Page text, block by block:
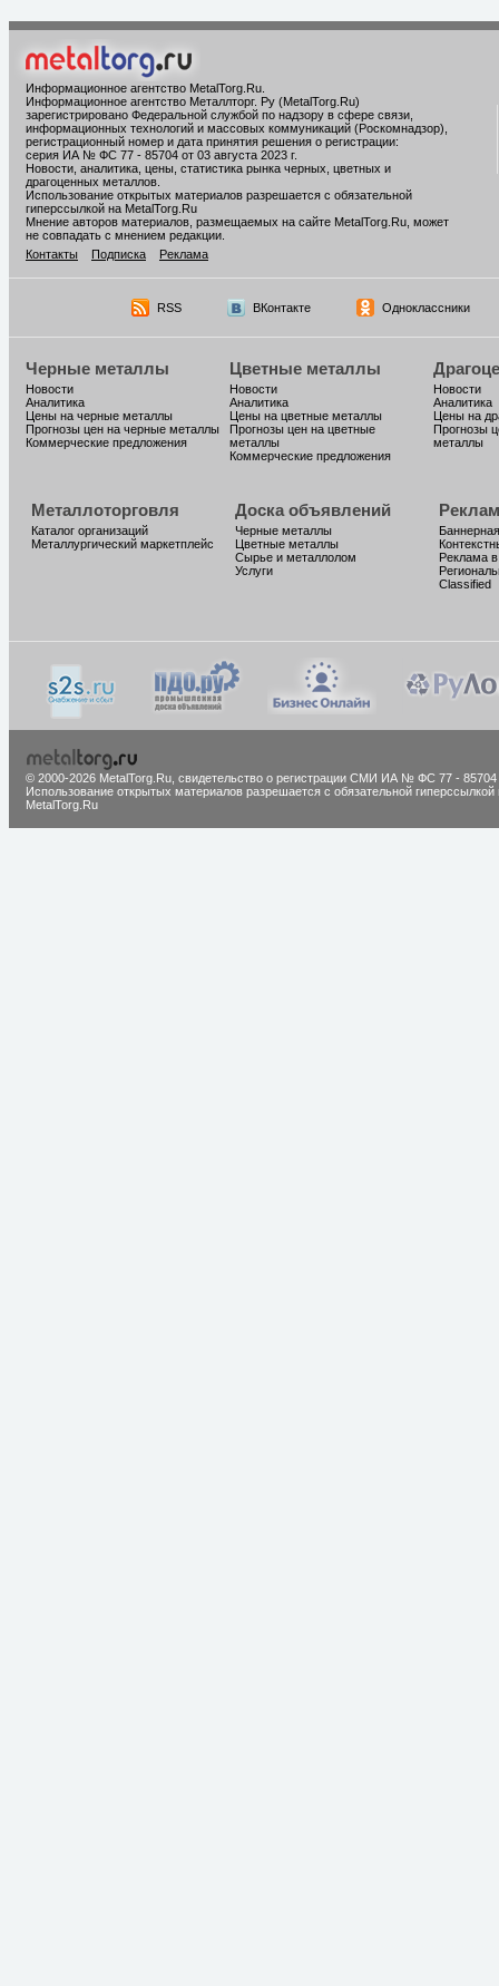
Информационное агентство MetalTorg.Ru
Информационное агентство Металлторг. Ру (MetalTorg.Ru)
зарегистрировано Федеральной службой по надзору в сфере связи,
информационных технологий и массовых коммуникаций (Роскомнадзор),
регистрационный номер и дата принятия решения о регистрации:
серия ИА № ФС 77 - 85704 от 03 августа 2023 г.
Новости, аналитика, цены, статистика рынка черных, цветных и
драгоценных металлов.
Использование открытых материалов разрешается с обязательной
гиперссылкой на MetalTorg.Ru
Мнение авторов материалов, размещаемых на сайте MetalTorg.Ru, может
не совпадать с мнением редакции.
Контакты
Подписка Реклама
RSS ВКонтакте Одноклассники
Черные металлы
Новости
Аналитика
Цены на черные металлы
Прогнозы цен на черные металлы
Коммерческие предложения
Цветные металлы
Новости
Аналитика
Цены на цветные металлы
Прогнозы цен на цветные
металлы
Коммерческие предложения
Новости
Аналитика
Цены на
Прогнозы
металлы
Металлоторговля
Каталог организаций
Металлургический маркетплейс
Доска объявлений
Черные металлы
Цветные металлы
Сырье и металлолом
Услуги
Реклама
Classified
© 2000-2026 MetalTorg.Ru, cвидетельство о регистрации СМИ ИА № ФС 77 - 85704
Использование открытых материалов разрешается с обязательной гиперссылкой
MetalTorg.Ru